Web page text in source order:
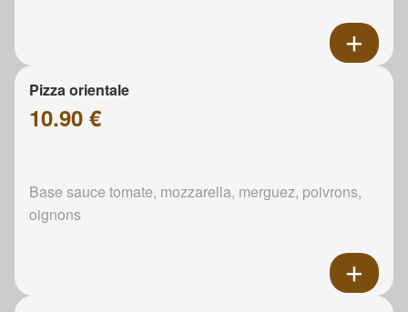
Pizza orientale
10.90 €
Base sauce tomate, mozzarella, merguez, poivrons,
oignons